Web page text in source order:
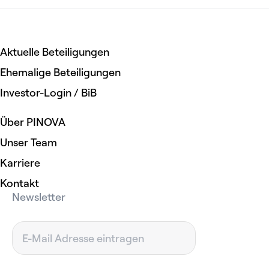
Newsletter
Über PINOVA
Unser Team
Karriere
Kontakt
Aktuelle Beteiligungen
Ehemalige Beteiligungen
Investor-Login / BiB